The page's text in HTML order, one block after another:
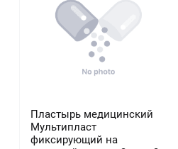
Пластырь медицинский
Мультипласт
фиксирующий на